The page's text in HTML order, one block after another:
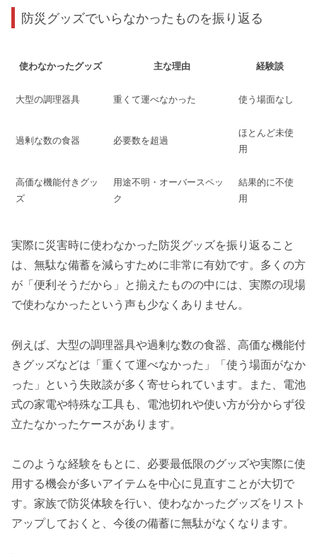
防災グッズでいらなかったものを振り返る
使わなかったグッズ 主な理由 経験談
大型の調理器具 重くて運べなかった 使う場面なし
過剰な数の食器 必要数を超過
ほとんど未使
用
高価な機能付きグッ
ズ
用途不明・オーバースペッ
ク
結果的に不使
用
実際に災害時に使わなかった防災グッズを振り返ること
は、無駄な備蓄を減らすために非常に有効です。多くの方
が「便利そうだから」と揃えたものの中には、実際の現場
で使わなかったという声も少なくありません。
例えば、大型の調理器具や過剰な数の食器、高価な機能付
きグッズなどは「重くて運べなかった」「使う場面がなか
った」という失敗談が多く寄せられています。また、電池
式の家電や特殊な工具も、電池切れや使い方が分からず役
立たなかったケースがあります。
このような経験をもとに、必要最低限のグッズや実際に使
用する機会が多いアイテムを中心に見直すことが大切で
す。家族で防災体験を行い、使わなかったグッズをリスト
アップしておくと、今後の備蓄に無駄がなくなります。